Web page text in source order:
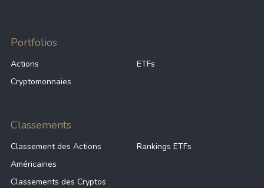
Portfolios
Actions
ETFs
Cryptomonnaies
Classements
Classement des Actions
Américaines
Rankings ETFs
Classements des Cryptos